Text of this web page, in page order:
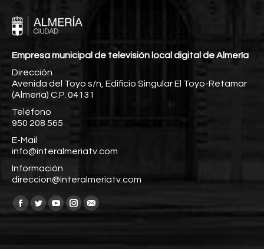
Empresa municipal de televisión local digital de Almería
Dirección
Avenida del Toyo s/n, Edificio Singular El Toyo-Retamar
(Almería) C.P. 04131
Teléfono
950 208 565
E-Mail
info@interalmeriatv.com
Información
direccion@interalmeriatv.com
Encuéntranos en:
Facebook
TwitterYouTube
Instagram
Mail